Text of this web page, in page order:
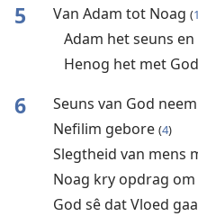
5 Van Adam tot Noag (
Adam het seuns
Henog het met
6 Seuns van God
Nefilim gebore (4)
Slegtheid van mens
Noag kry opdrag
God sê dat Vloed